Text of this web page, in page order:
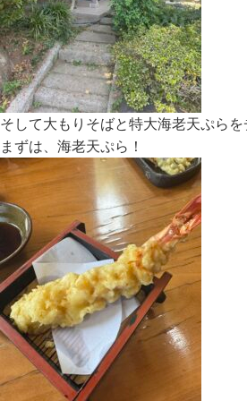
そして大もりそばと特大海老天ぷら
まずは、海老天ぷら！